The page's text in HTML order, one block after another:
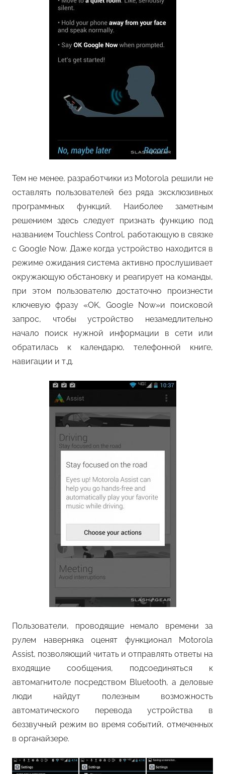
Тем не менее, разработчики из Motorola решили не
оставлять пользователей без ряда эксклюзивных
программных функций. Наиболее заметным
решением здесь следует признать функцию под
названием Touchless Control, работающую в связке
с Google Now. Даже когда устройство находится в
режиме ожидания система активно прослушивает
окружающую обстановку и реагирует на команды,
при этом пользователю достаточно произнести
ключевую фразу «OK, Google Now»и поисковой
запрос, чтобы устройство незамедлительно
начало поиск нужной информации в сети или
обратилась к календарю, телефонной книге,
навигации и т.д.
Пользователи, проводящие немало времени за
рулем наверняка оценят функционал Motorola
Assist, позволяющий читать и отправлять ответы на
входящие сообщения, подсоединяться к
автомагнитоле посредством Bluetooth, а деловые
люди найдут полезным возможность
автоматического перевода устройства в
беззвучный режим во время событий, отмеченных
в органайзере.